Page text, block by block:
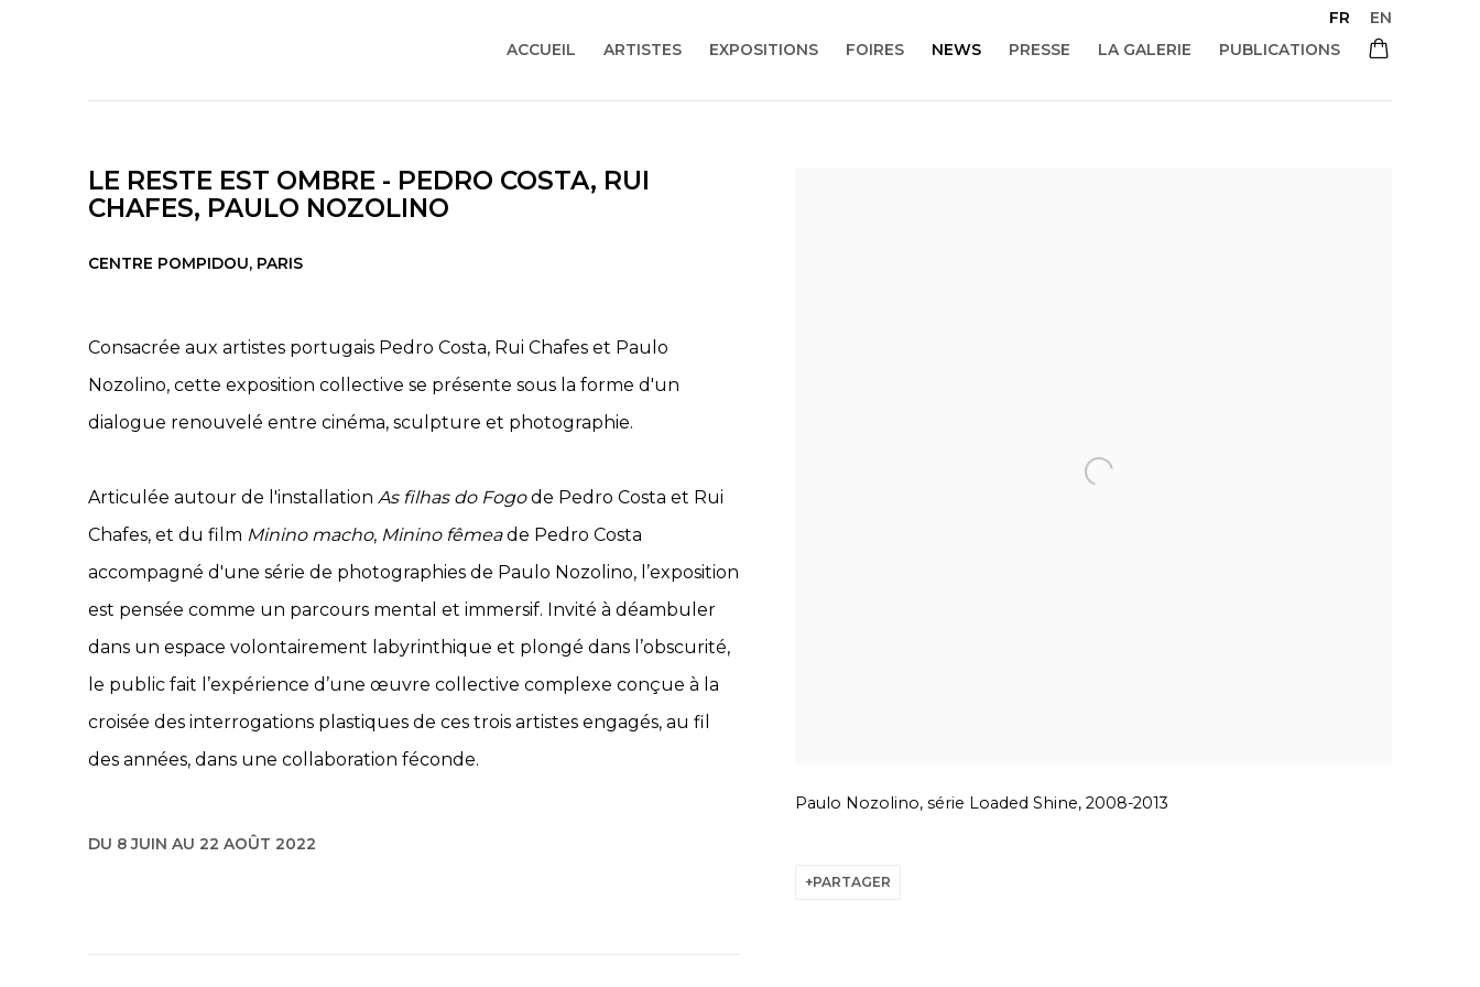
ACCUEIL ARTISTES EXPOSITIONS FOIRES NEWS PRESSE LA GALERIE PUBLICATIONS
FR EN
LE RESTE EST OMBRE - PEDRO COSTA, RUI
CHAFES, PAULO NOZOLINO
CENTRE POMPIDOU, PARIS
Paulo Nozolino, série Loaded Shine, 2008-2013
PARTAGER
Consacrée aux artistes portugais Pedro Costa, Rui Chafes et Paulo
Nozolino, cette exposition collective se présente sous la forme d'un
dialogue renouvelé entre cinéma, sculpture et photographie.
Articulée autour de l'installation As filhas do Fogode Pedro Costa et Rui
Chafes, et du film Minino macho, Minino fêmeade Pedro Costa
accompagné d'une série de photographies de Paulo Nozolino, l’exposition
est pensée comme un parcours mental et immersif. Invité à déambuler
dans un espace volontairement labyrinthique et plongé dans l’obscurité,
le public fait l’expérience d’une œuvre collective complexe conçue à la
croisée des interrogations plastiques de ces trois artistes engagés, au fil
des années, dans une collaboration féconde.
DU 8 JUIN AU 22 AOÛT 2022